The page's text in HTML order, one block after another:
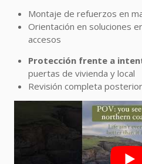
Montaje de refuerzos en
Orientación en soluciones
accesos
Protección frente a
puertas de vivienda y local
Revisión completa